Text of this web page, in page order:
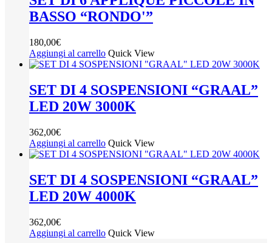
BASSO “RONDO'”
180,00€
Aggiungi al carrello Quick View
SET DI 4 SOSPENSIONI “GRAAL”
LED 20W 3000K
362,00€
Aggiungi al carrello Quick View
SET DI 4 SOSPENSIONI “GRAAL”
LED 20W 4000K
362,00€
Aggiungi al carrello Quick View